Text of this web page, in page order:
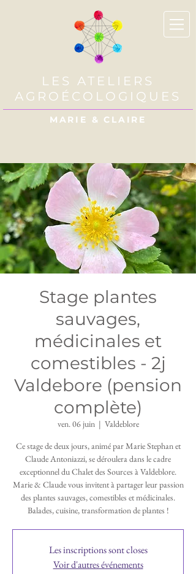
LES ATELIERS
AGROÉCOLOGIQUES
MARIE & CLAIRE
Stage plantes
sauvages,
médicinales et
comestibles - 2j
Valdebore (pension
complète)
ven. 06 juin
  |
Valdeblore
Ce stage de deux jours, animé par Marie Stephan et
Claude Antoniazzi, se déroulera dans le cadre
exceptionnel du Chalet des Sources à Valdeblore.
Marie & Claude vous invitent à partager leur passion
des plantes sauvages, comestibles et médicinales.
Balades, cuisine, transformation de plantes !
Les inscriptions sont closes
Voir d'autres événements